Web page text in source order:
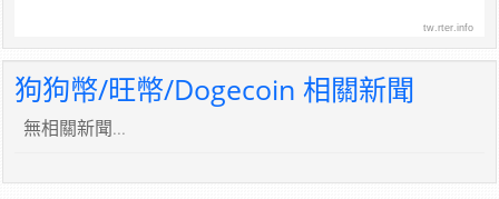
tw.rter.info
狗狗幣/旺幣/Dogecoin 相關新聞
無相關新聞...